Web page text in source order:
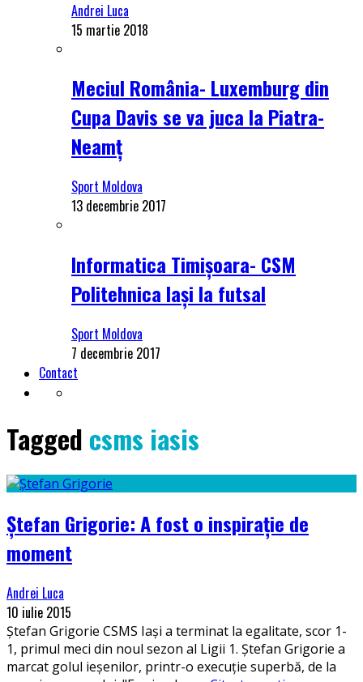
Andrei Luca
15 martie 2018
Meciul România- Luxemburg din
Cupa Davis se va juca la Piatra-
Neamț
Sport Moldova
13 decembrie 2017
Informatica Timișoara- CSM
Politehnica Iași la futsal
Sport Moldova
7 decembrie 2017
Contact
Tagged csms iasis
Ștefan Grigorie: A fost o inspirație de
moment
Andrei Luca
10 iulie 2015
Ștefan Grigorie CSMS Iași a terminat la egalitate, scor 1-
1, primul meci din noul sezon al Ligii 1. Ștefan Grigorie a
marcat golul ieșenilor, printr-o execuție superbă, de la